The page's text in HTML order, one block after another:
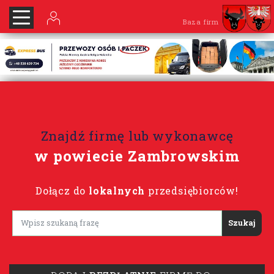
Baza firm
Znajdź firmę lub wykonawcę
w powiecie Zambrowskim
Dołącz do lokalnych przedsiębiorców!
Lorem ipsum